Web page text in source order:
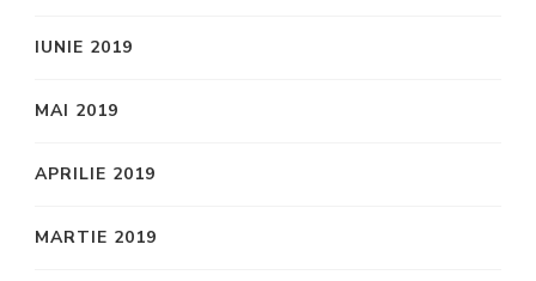
IUNIE 2019
MAI 2019
APRILIE 2019
MARTIE 2019